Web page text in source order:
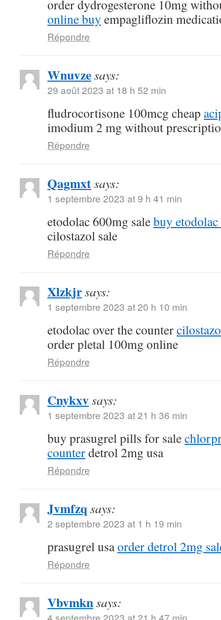
order dydrogesterone 10mg
online buy empagliflozin
Répondre
Wnuvzesays:
29 août 2023 at 18 h 52 min
fludrocortisone 100mcg cheap
imodium 2 mg without
Répondre
Qagmxtsays:
1 septembre 2023 at 9 h 41 min
etodolac 600mg salebuy
cilostazol sale
Répondre
Xlzkjrsays:
1 septembre 2023 at 20 h 10 min
etodolac over the counter
order pletal 100mg online
Répondre
Cnykxvsays:
1 septembre 2023 at 21 h 36 min
buy prasugrel pills for sale
counterdetrol 2mg usa
Répondre
Jvmfzq says:
2 septembre 2023 at 1 h 19 min
prasugrel usaorder detrol 2mg
Répondre
Vbvmknsays:
4 septembre 2023 at 21 h 47 min